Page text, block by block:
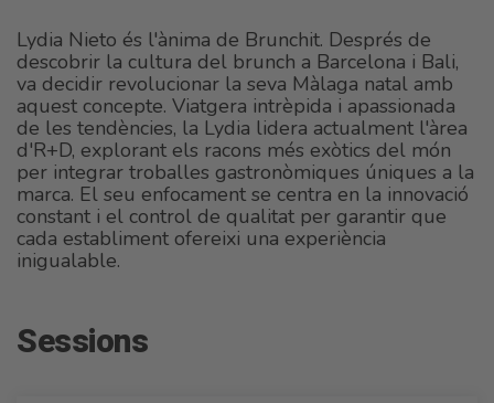
Lydia Nieto és l'ànima de Brunchit. Després de
descobrir la cultura del brunch a Barcelona i Bali,
va decidir revolucionar la seva Màlaga natal amb
aquest concepte. Viatgera intrèpida i apassionada
de les tendències, la Lydia lidera actualment l'àrea
d'R+D, explorant els racons més exòtics del món
per integrar troballes gastronòmiques úniques a la
marca. El seu enfocament se centra en la innovació
constant i el control de qualitat per garantir que
cada establiment ofereixi una experiència
inigualable.
Sessions